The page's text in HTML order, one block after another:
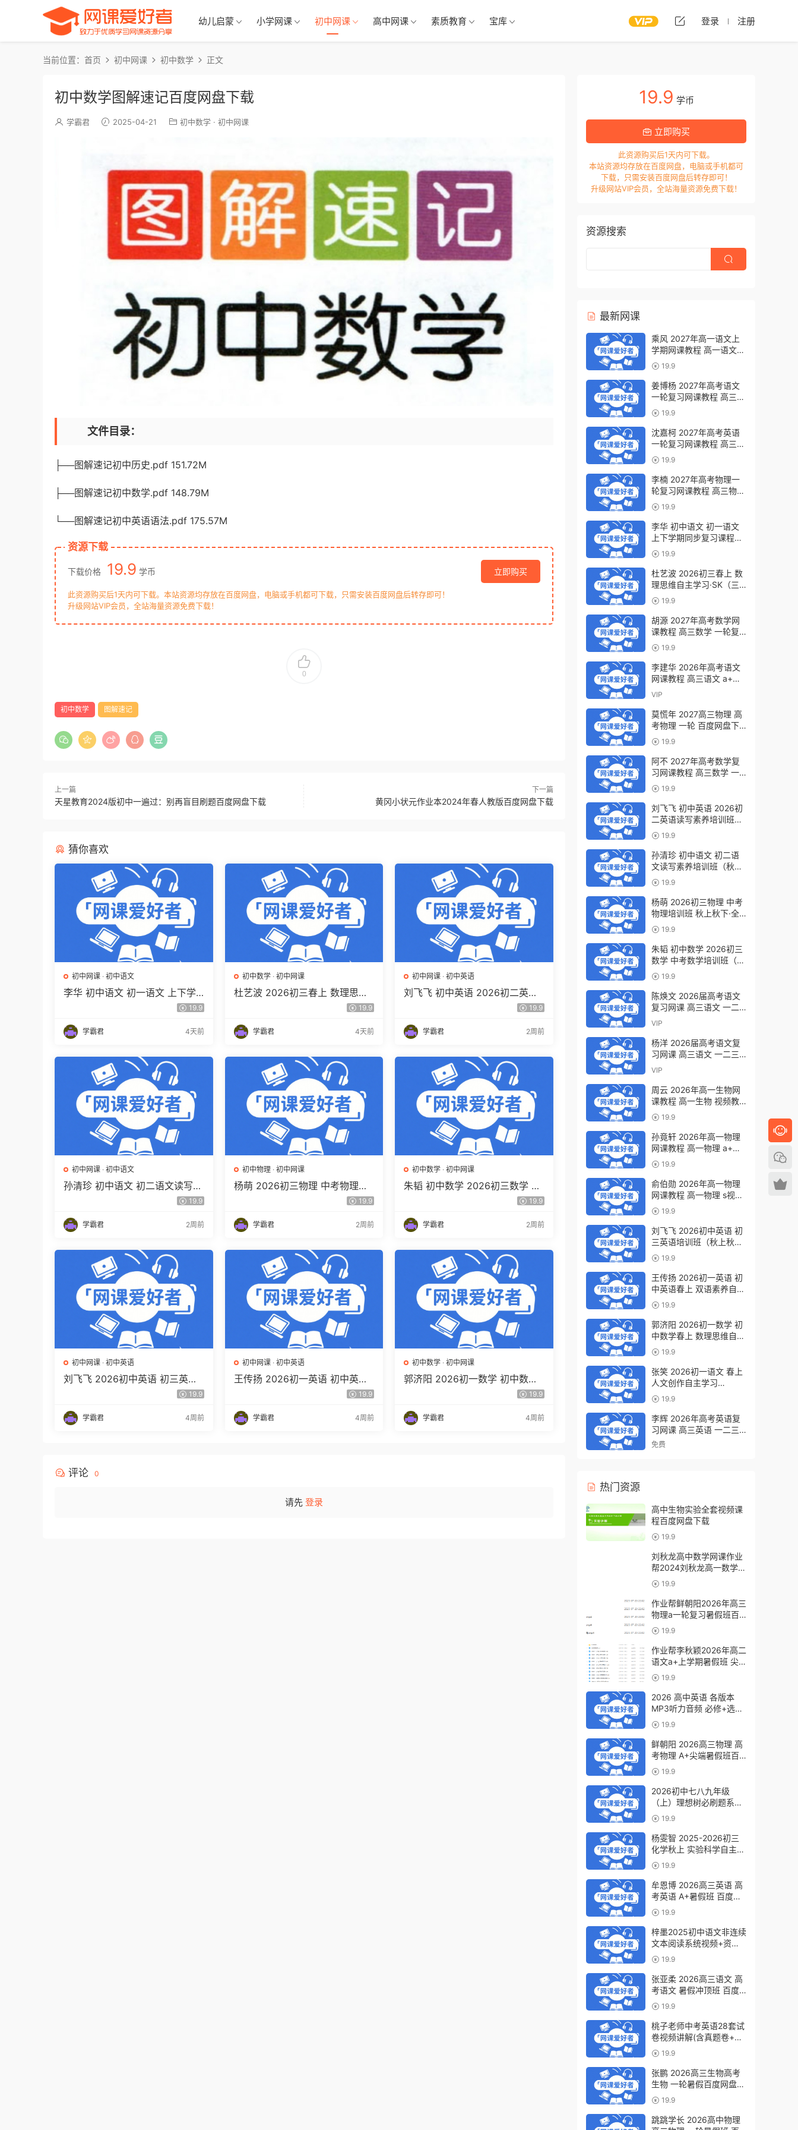
幼儿启蒙 小学网课 初中网课 高中网课 素质教育 宝库 登录 注册
当前位置： 首页 初中网课 初中数学 正文
初中数学图解速记百度网盘下载
学霸君 2025-04-21 初中数学 · 初中网课
文件目录：
├──图解速记初中历史.pdf 151.72M
├──图解速记初中数学.pdf 148.79M
└──图解速记初中英语语法.pdf 175.57M
资源下载
下载价格 19.9 学币 立即购买
此资源购买后1天内可下载。本站资源均存放在百度网盘，电脑或手机都可下载，只需安装百度网盘后转存即可！
升级网站VIP会员，全站海量资源免费下载！
0
初中数学 图解速记
上一篇
天星教育2024版初中一遍过：别再盲目刷题百度网盘下载
下一篇
黄冈小状元作业本2024年春人教版百度网盘下载
猜你喜欢
初中网课 · 初中语文
李华 初中语文 初一语文 上下学
期同步复习课程（34讲带讲义、
19.9
学霸君 4天前
初中数学· 初中网课
杜艺波 2026初三春上 数理思维
自主学习·SK（三期）百度网盘下
19.9
学霸君 4天前
初中网课 ·初中英语
刘飞飞 初中英语 2026初二英语
读写素养培训班（秋上秋下·全国
19.9
学霸君 2周前
初中网课 · 初中语文
孙清珍 初中语文 初二语文读写素
养培训班（秋上秋下·全国版·A19.9
学霸君 2周前
初中物理· 初中网课
杨萌 2026初三物理 中考物理培
训班 秋上秋下·全国版·S 百度网盘
19.9
学霸君 2周前
初中数学 ·初中网课
朱韬 初中数学 2026初三数学 中
考数学培训班（秋上秋下·全国版·
19.9
学霸君 2周前
初中网课 · 初中英语
刘飞飞 2026初中英语 初三英语
培训班（秋上秋下·全国版·A+）19.9
学霸君 4周前
初中网课· 初中英语
王传扬 2026初一英语 初中英语
春上 双语素养自主学习·TY·A+19.9
学霸君 4周前
初中数学 ·初中网课
郭济阳 2026初一数学 初中数学
春上 数理思维自主学习·BS（一19.9
学霸君 4周前
评论 0
请先 登录
19.9 学币
立即购买
此资源购买后1天内可下载。
本站资源均存放在百度网盘，电脑或手机都可
下载，只需安装百度网盘后转存即可！
升级网站VIP会员，全站海量资源免费下载！
资源搜索
最新网课
乘风 2027年高一语文上
学期网课教程 高一语文
暑假班视频教程 百度网盘
下载
19.9
姜博杨 2027年高考语文
一轮复习网课教程 高三语
文 上学期暑假班视频教程
百度网盘下载
19.9
沈嘉柯 2027年高考英语
一轮复习网课教程 高三英
语 上学期暑假班视频教程
百度网盘下载
19.9
李楠 2027年高考物理一
轮复习网课教程 高三物理
上学期暑假班视频教程 百
度网盘下载
19.9
李华 初中语文 初一语文
上下学期同步复习课程
（34讲带讲义、练习）百
度网盘下载
19.9
杜艺波 2026初三春上 数
理思维自主学习·SK（三
期）百度网盘下载
19.9
胡源 2027年高考数学网
课教程 高三数学 一轮复
习暑假班视频教程 百度网
盘下载
19.9
李建华 2026年高考语文
网课教程 高三语文 a+二
三轮复习视频教程 百度网
VIP
莫慌年 2027高三物理 高
考物理 一轮 百度网盘下
载 19.9
阿不 2027年高考数学复
习网课教程 高三数学 一
轮复习视频教程 百度网盘
下载
19.9
刘飞飞 初中英语 2026初
二英语读写素养培训班
（秋上秋下·全国版·S）百
度网盘下载
19.9
孙清珍 初中语文 初二语
文读写素养培训班（秋上
秋下·全国版·A+）百度网
盘下载
19.9
杨萌 2026初三物理 中考
物理培训班 秋上秋下·全
国版·S 百度网盘下载
19.9
朱韬 初中数学 2026初三
数学 中考数学培训班（秋
上秋下·全国版·S）百度网
盘下载
19.9
陈焕文 2026届高考语文
复习网课 高三语文 一二
三轮视频课程全年班 百度
VIP
杨洋 2026届高考语文复
习网课 高三语文 一二三
轮视频教程全年班 百度网
VIP
周云 2026年高一生物网
课教程 高一生物 视频教
程下学期寒春班 百度网盘
下载
19.9
孙竟轩 2026年高一物理
网课教程 高一物理 a+视
频教程下学期寒春班 百度
网盘下载
19.9
俞伯勋 2026年高一物理
网课教程 高一物理 s视频
教程下学期寒春班 百度网
盘下载
19.9
刘飞飞 2026初中英语 初
三英语培训班（秋上秋下·
全国版·A+）百度网盘下
载
19.9
王传扬 2026初一英语 初
中英语春上 双语素养自主
学习·TY·A+（三期）百度
网盘下载
19.9
郭济阳 2026初一数学 初
中数学春上 数理思维自主
学习·BS（一期）百度网
盘下载
19.9
张笑 2026初一语文 春上
人文创作自主学习
·TY·S（一期）百度网盘下
载
19.9
李辉 2026年高考英语复
习网课 高三英语 一二三
轮视频课程全年班 百度网
免费
热门资源
高中生物实验全套视频课
程百度网盘下载
19.9
刘秋龙高中数学网课作业
帮2024刘秋龙高一数学
a+教程（暑假班+秋季
班）
19.9
作业帮鲜朝阳2026年高三
物理a一轮复习暑假班百
度网盘下载
19.9
作业帮李秋颖2026年高二
语文a+上学期暑假班 尖
端班百度网盘下载
19.9
2026 高中英语 各版本
MP3听力音频 必修+选修
6.07GB百度网盘下载
19.9
鲜朝阳 2026高三物理 高
考物理 A+尖端暑假班百
度网盘下载
19.9
2026初中七八九年级
（上）理想树必刷题系列
百度网盘下载
19.9
杨雯智 2025-2026初三
化学秋上 实验科学自主学
习·TY·S（3期）百度网盘
下载
19.9
牟恩博 2026高三英语 高
考英语 A+暑假班 百度网
盘下载
19.9
梓墨2025初中语文非连续
文本阅读系统视频+资料
(第六季)百度网盘下载
19.9
张亚柔 2026高三语文 高
考语文 暑假冲顶班 百度
网盘下载
19.9
桃子老师中考英语28套试
卷视频讲解(含真题卷+模
拟卷)百度网盘下载
19.9
张鹏 2026高三生物高考
生物 一轮暑假百度网盘下
载 19.9
跳跳学长 2026高中物理